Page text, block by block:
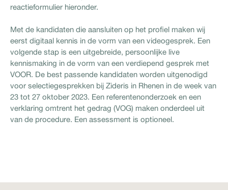
reactieformulier hieronder.
Met de kandidaten die aansluiten op het profiel maken wij
eerst digitaal kennis in de vorm van een videogesprek. Een
volgende stap is een uitgebreide, persoonlijke live
kennismaking in de vorm van een verdiepend gesprek met
VOOR. De best passende kandidaten worden uitgenodigd
voor selectiegesprekken bij Zideris in Rhenen in de week van
23 tot 27 oktober 2023. Een referentenonderzoek en een
verklaring omtrent het gedrag (VOG) maken onderdeel uit
van de procedure. Een assessment is optioneel.